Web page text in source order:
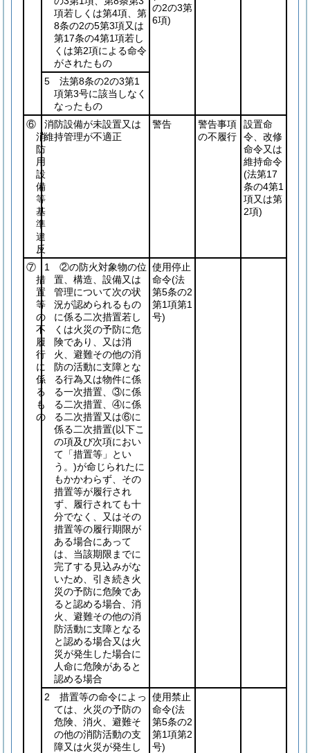
の2の3第
6項)
項若しくは第4項、第
8条の2の5第3項又は
第17条の4第1項若し
くは第2項による命令
がされたもの
5 法第8条の2の3第1
項第3号に該当しなく
なったもの
⑥
消
防
用
設
備
等
基
準
違
反
消防設備が未設置又は
維持管理が不適正
警告
警告事項
の不履行
設置命
令、改修
命令又は
維持命令
(法第17
条の4第1
項又は第
2項)
⑦
措
置
等
の
不
履
行
に
係
る
も
の
1 ②の防火対象物の位
置、構造、設備又は
管理について次の状
況が認められるもの
に係る二次措置若し
くは火災の予防に危
険であり、又は消
火、避難その他の消
防の活動に支障とな
る行為又は物件に係
る一次措置、③に係
る二次措置、④に係
る二次措置又は⑥に
係る二次措置(以下こ
の項及び次項におい
て「措置等」とい
う。)が命じられたに
もかかわらず、その
措置等が履行され
ず、履行されても十
分でなく、又はその
措置等の履行期限が
ある場合にあって
は、当該期限までに
完了する見込みがな
いため、引き続き火
災の予防に危険であ
ると認める場合、消
火、避難その他の消
防活動に支障となる
と認める場合又は火
災が発生した場合に
人命に危険があると
認める場合
使用停止
命令(法
第5条の2
第1項第1
号)
2 措置等の命令によっ
ては、火災の予防の
危険、消火、避難そ
の他の消防活動の支
障又は火災が発生し
使用禁止
命令(法
第5条の2
第1項第2
号)